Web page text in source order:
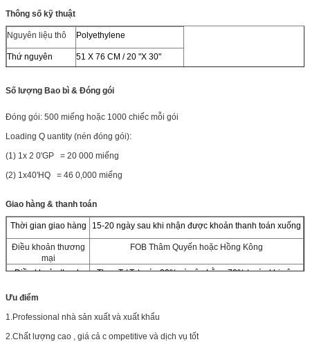
Thông số kỹ thuật
Nguyên liệu thô Polyethylene
Thứ nguyên 51 X 76 CM / 20 "X 30"
Hàng đầu
Cắt lạnh
Đáy Ép nhiệt
Thử nghiệm Nhảy 1 mét sau khi đóng gói
SWL 20 kg
Xử lý bề mặt Chống trượt
Đặc tính Phân hủy sinh học
Ứng dụng Hợp chất polymer tổng hợp
Số lượng Bao bì & Đóng gói
Đóng gói: 500 miếng hoặc 1000 chiếc mỗi gói
Loading Q uantity (nén đóng gói):
(1) 1x 2 0'GP = 20 000 miếng
(2) 1x40'HQ
= 46 0,000 miếng
Giao hàng & thanh toán
Thời gian giao hàng 15-20 ngày sau khi nhận được khoản thanh toán xuống
Điều khoản thương
mại
FOB Thâm Quyến hoặc Hồng Kông
Điều khoản thanh
Theo T / T, trước 30% và cân bằng 70% trước khi vận
Ưu điểm
1.Professional nhà sản xuất và xuất khẩu
2.Chất lượng cao , giá cả c ompetitive và dịch vụ tốt